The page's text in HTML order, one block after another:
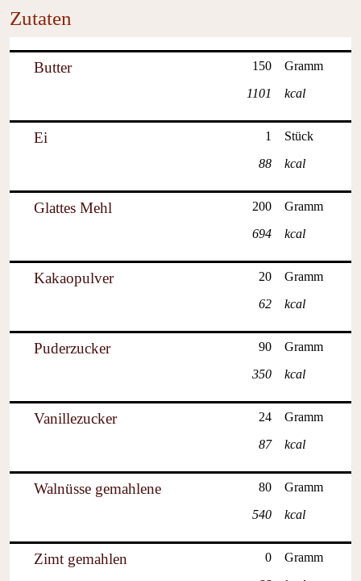
Zutaten
Butter
150
1101
Gramm
kcal
Ei
1
88
Stück
kcal
Glattes Mehl
200
694
Gramm
kcal
Kakaopulver
20
62
Gramm
kcal
Puderzucker
90
350
Gramm
kcal
Vanillezucker
24
87
Gramm
kcal
Walnüsse gemahlene
80
540
Gramm
kcal
Zimt gemahlen
0
Gramm